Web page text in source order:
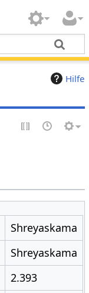
Hilfe
Shreyaskama
Shreyaskama
2.393